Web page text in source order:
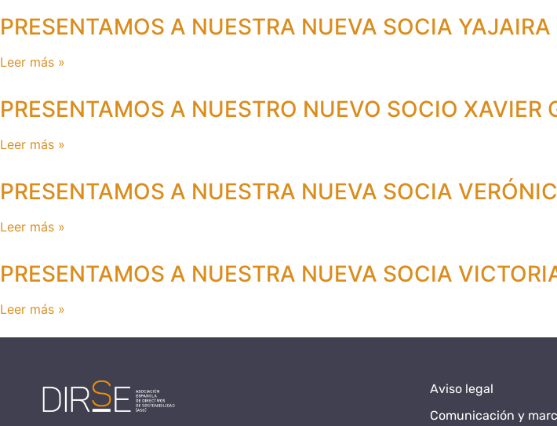
PRESENTAMOS A NUESTRA NUEVA SOCIA
Leer más »
PRESENTAMOS A NUESTRO NUEVO SOCIO XAVIER
Leer más »
PRESENTAMOS A NUESTRA NUEVA SOCIA
Leer más »
PRESENTAMOS A NUESTRA NUEVA SOCIA
Leer más »
Aviso legal
Comunicación y